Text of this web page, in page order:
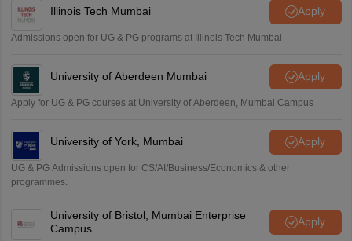
Illinois Tech Mumbai Apply
Admissions open for UG & PG programs at Illinois Tech Mumbai
University of Aberdeen Mumbai Apply
Apply for UG & PG courses at University of Aberdeen, Mumbai Campus
University of York, Mumbai Apply
UG & PG Admissions open for CS/AI/Business/Economics & other
programmes.
University of Bristol, Mumbai Enterprise
Campus
Apply